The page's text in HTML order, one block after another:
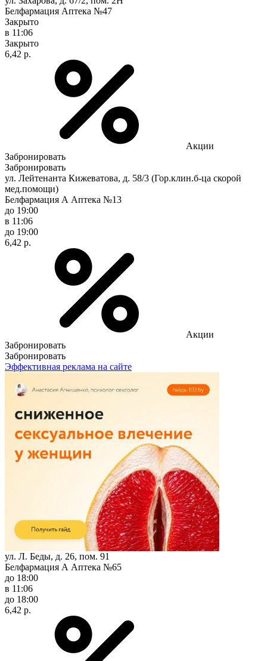
Белфармация Аптека №47
Закрыто
в 11:06
Закрыто
6,42 р.
Акции
Забронировать
Забронировать
ул. Лейтенанта Кижеватова, д. 58/3 (Гор.клин.б-ца скорой
мед.помощи)
Белфармация А Аптека №13
до 19:00
в 11:06
до 19:00
6,42 р.
Акции
Забронировать
Забронировать
Эффективная реклама на сайте
ул. Л. Беды, д. 26, пом. 91
Белфармация А Аптека №65
до 18:00
в 11:06
до 18:00
6,42 р.